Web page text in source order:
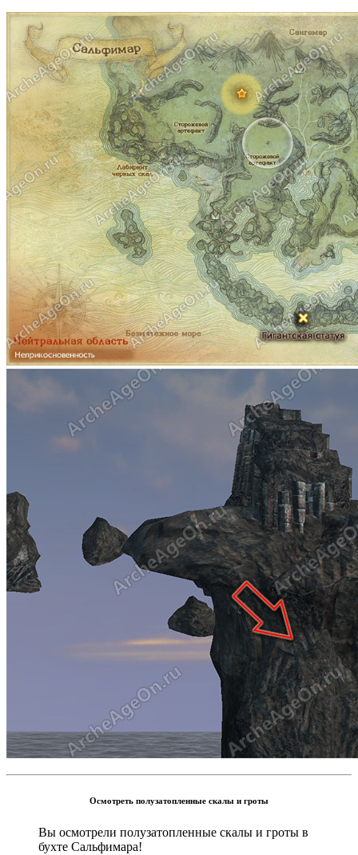
Осмотреть полузатопленные скалы и гроты
Вы осмотрели полузатопленные скалы и гроты в
бухте Сальфимара!